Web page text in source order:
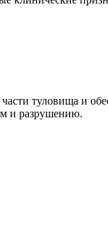
туловища и
и разрушению.